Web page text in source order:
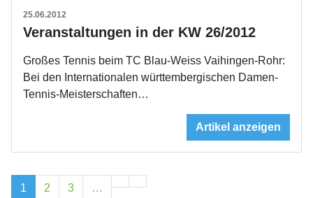
25.06.2012
Veranstaltungen in der KW 26/2012
Großes Tennis beim TC Blau-Weiss Vaihingen-Rohr:
Bei den Internationalen württembergischen Damen-
Tennis-Meisterschaften…
Artikel anzeigen
1 2 3 …